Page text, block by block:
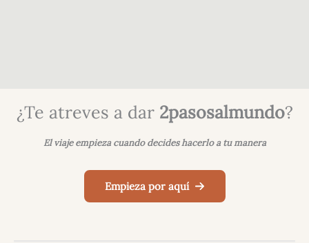
¿Te atreves a dar 2pasosalmundo?
El viaje empieza cuando decides hacerlo a tu manera
Empieza por aquí